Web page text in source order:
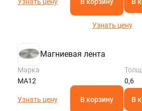
Узнать цену
Магниевая лента
Марка
МА12
0,6
Узнать цену В корзину В